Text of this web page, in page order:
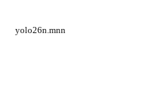
yolo26n.mnn